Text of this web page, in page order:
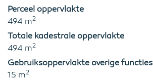
Perceel oppervlakte
494 m2
Totale kadestrale oppervlakte
494 m2
Gebruiksoppervlakte overige functies
15 m2